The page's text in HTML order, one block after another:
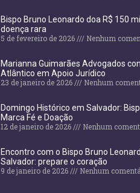
Bispo Bruno Leonardo doa R$ 150
doença rara
5 de fevereiro de 2026
Nenhum
Marianna Guimarães Advogados
Atlântico em Apoio Jurídico
23 de janeiro de 2026
Nenhum
Domingo Histórico em Salvador:
Marca Fé e Doação
12 de janeiro de 2026
Nenhum
Encontro com o Bispo Bruno
Salvador: prepare o coração
9 de janeiro de 2026
Nenhum